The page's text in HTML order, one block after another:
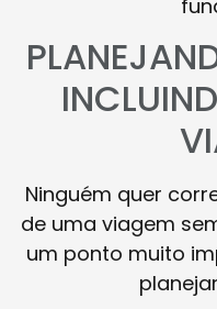
Ninguém quer
de uma viagem
um ponto muito